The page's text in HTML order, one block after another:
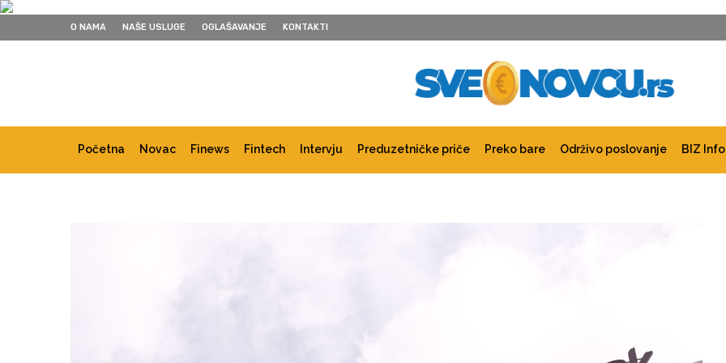
O NAMA NAŠE USLUGE OGLAŠAVANJE KONTAKTI
Početna Novac Finews Fintech Intervju Preduzetničke priče Preko bare Održivo poslovanje BIZ Info